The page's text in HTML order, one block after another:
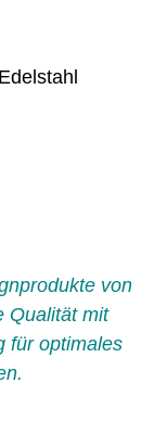
von
Qualität mit
für optimales